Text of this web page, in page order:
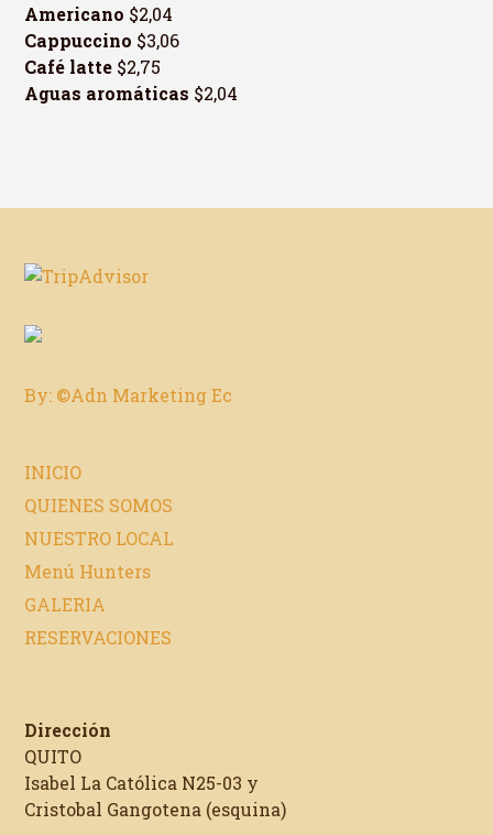
Americano $2,04
Cappuccino $3,06
Café latte $2,75
Aguas aromáticas $2,04
By: ©Adn Marketing Ec
INICIO
QUIENES SOMOS
NUESTRO LOCAL
Menú Hunters
GALERIA
RESERVACIONES
Dirección
QUITO
Isabel La Católica N25-03 y
Cristobal Gangotena (esquina)